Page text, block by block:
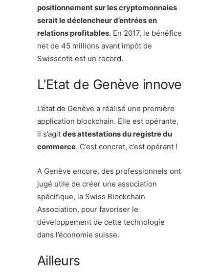
positionnement sur les cryptomonnaies
serait le déclencheur d’entrées en
relations profitables. En 2017, le bénéfice
net de 45 millions avant impôt de
Swisscote est un record.
L’Etat de Genève innove
L’état de Genève a réalisé une première
application blockchain. Elle est opérante,
il s’agit des attestations du registre du
commerce. C’est concret, c’est opérant !
A Genève encore, des professionnels ont
jugé utile de créer une association
spécifique, la Swiss Blockchain
Association, pour favoriser le
développement de cette technologie
dans l’économie suisse.
Ailleurs